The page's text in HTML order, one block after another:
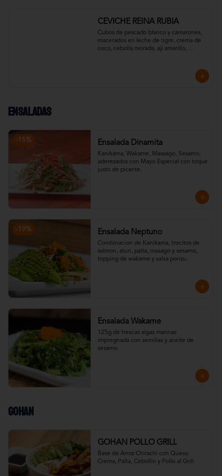
CEVICHE REINA RUBIA
Cubos de pescado blanco y camarones,
macerados en leche de tigre, crema de
coco, cebolla morada, ají amarillo,
Ensaladas
-15% Ensalada Dinamita
Kanikama, Wakame, Massago, Sesamo,
aderezados con Mayo Especial con toque
justo de picante.
-19% Ensalada Neptuno
Combinacion de Kanikama, trocitos de
salmon, atun, palta, masago y sesamo,
topping de wakame y salsa ponzu.
Ensalada Wakame
125g de frescas algas marinas
impregnada con semillas y aceite de
sesamo
Gohan
GOHAN POLLO GRILL
Base de Arroz Chirachi con Queso
Crema, Palta, Cebollin y Pollo al Grill